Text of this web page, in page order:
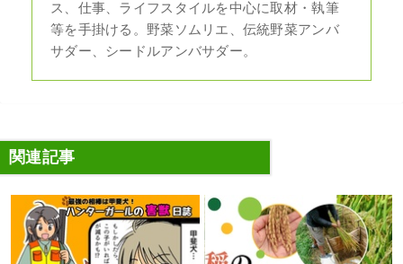
ス、仕事、ライフスタイルを中心に取材・執筆
等を手掛ける。野菜ソムリエ、伝統野菜アンバ
サダー、シードルアンバサダー。
関連記事